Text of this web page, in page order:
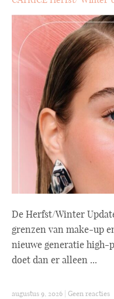
De Herfst/Winter
grenzen van make-up
nieuwe generatie high-
doet dan er alleen ...
augustus 9, 2026 Geen reacties